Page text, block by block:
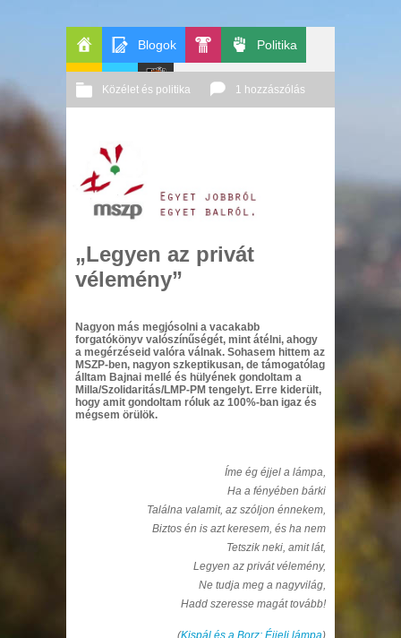
Főoldal
Blogok
Pop-
Politika
Journal
Közélet és politika 1 hozzászólás
„Legyen az privát
vélemény”
Nagyon más megjósolni a vacakabb
forgatókönyv valószínűségét, mint átélni, ahogy
a megérzéseid valóra válnak. Sohasem hittem az
MSZP-ben, nagyon szkeptikusan, de támogatólag
álltam Bajnai mellé és hülyének gondoltam a
Milla/Szolidaritás/LMP-PM tengelyt. Erre kiderült,
hogy amit gondoltam róluk az 100%-ban igaz és
mégsem örülök.
Íme ég éjjel a lámpa,
Ha a fényében bárki
Találna valamit, az szóljon énnekem,
Biztos én is azt keresem, és ha nem
Tetszik neki, amit lát,
Legyen az privát vélemény,
Ne tudja meg a nagyvilág,
Hadd szeresse magát tovább!
(Kispál és a Borz: Éjjeli lámpa)